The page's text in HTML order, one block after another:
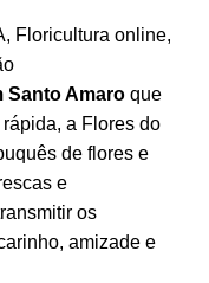
Santo Amaro que
a Flores do
de flores e
e
os
amizade e